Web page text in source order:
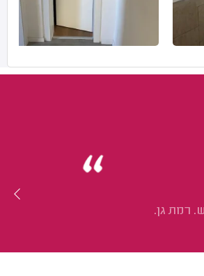
רמת גן.